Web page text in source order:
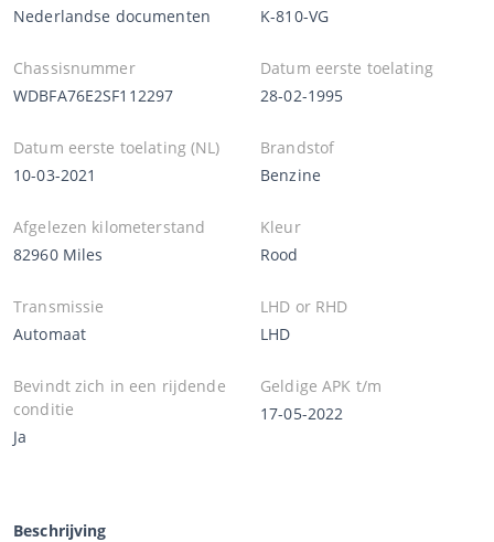
Nederlandse documenten
K-810-VG
Chassisnummer
WDBFA76E2SF112297
Datum eerste toelating
28-02-1995
Datum eerste toelating (NL)
10-03-2021
Brandstof
Benzine
Afgelezen kilometerstand
82960 Miles
Kleur
Rood
Transmissie
Automaat
LHD or RHD
LHD
Bevindt zich in een rijdende
conditie
Ja
Geldige APK t/m
17-05-2022
Beschrijving